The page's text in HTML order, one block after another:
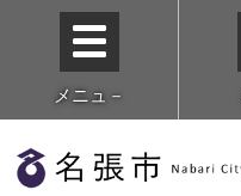
メニュ－